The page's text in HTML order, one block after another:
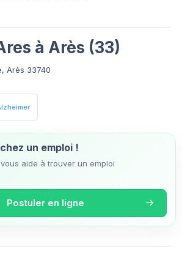
à Arès (33)
Arès 33740
un emploi !
aide à trouver un emploi
Postuler en ligne